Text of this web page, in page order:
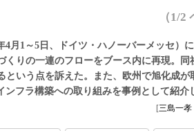
EdgeTech+
日本ものづくりワールド
AUTOMOTIVE WORLD
車載ソフト開発
ISO26262
無償設計ツール
（1/2
4月1～5日、ドイツ・ハノーバーメッセ）に
くりの一連のフローをブース内に再現。同
いう点を訴えた。また、欧州で旭化成が
フラ構築への取り組みを事例として紹介
[三島一孝